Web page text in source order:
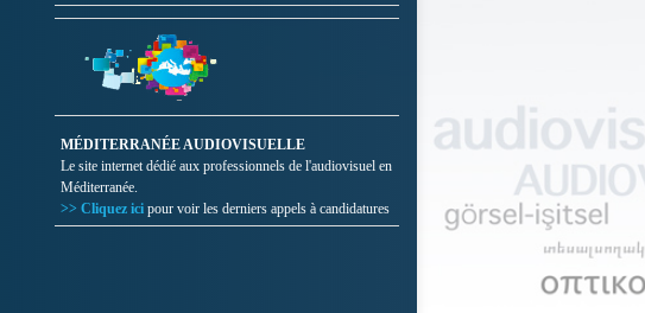
MÉDITERRANÉE AUDIOVISUELLE
Le site internet dédié aux professionnels de l'audiovisuel en
Méditerranée.
>> Cliquez ici pour voir les derniers appels à candidatures